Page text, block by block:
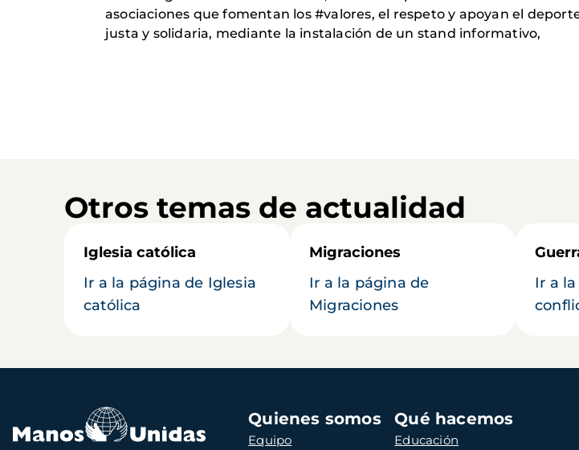
asociaciones que fomentan los #valores, el respeto y apoyan el
justa y solidaria, mediante la instalación de un stand informativo,
Otros temas de actualidad
Iglesia católica
Ir a la página de Iglesia
católica
Migraciones
Ir a la página de
Migraciones
Ir a
Navegación
principal
Quienes somos
Equipo
Qué hacemos
Educación